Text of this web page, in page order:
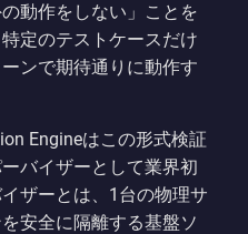
動作をしない」ことを
定のテストケースだけ
ンで期待通りに動作す
Engineはこの形式検証
バイザーとして業界初
ザーとは、1台の物理サ
安全に隔離する基盤ソ